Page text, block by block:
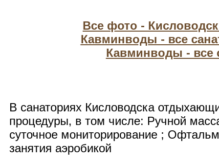
Все фото -
Кавминводы - все
Кавминводы - все
В санаториях Кисловодска
процедуры, в том числе: Ручной
суточное мониторирование ;
занятия аэробикой